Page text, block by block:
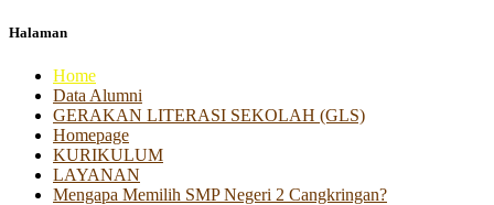
Halaman
Home
Data Alumni
GERAKAN LITERASI SEKOLAH (GLS)
Homepage
KURIKULUM
LAYANAN
Mengapa Memilih SMP Negeri 2 Cangkringan?